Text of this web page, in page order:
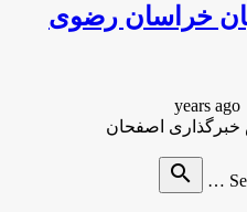
خراسان رضوی
search